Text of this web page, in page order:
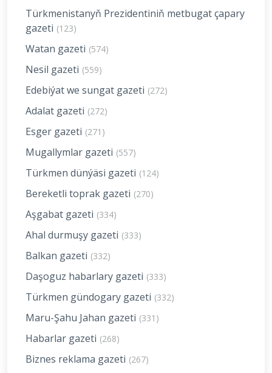
Türkmenistanyň Prezidentiniň metbugat çapary
gazeti (123)
Watan gazeti (574)
Nesil gazeti (559)
Edebiýat we sungat gazeti (272)
Adalat gazeti (272)
Esger gazeti (271)
Mugallymlar gazeti (557)
Türkmen dünýäsi gazeti (124)
Bereketli toprak gazeti (270)
Aşgabat gazeti (334)
Ahal durmuşy gazeti (333)
Balkan gazeti (332)
Daşoguz habarlary gazeti (333)
Türkmen gündogary gazeti (332)
Maru-Şahu Jahan gazeti (331)
Habarlar gazeti (268)
Biznes reklama gazeti (267)